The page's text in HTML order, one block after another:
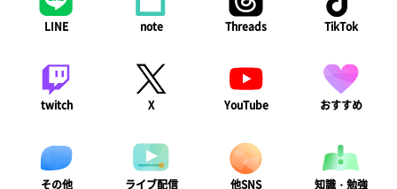
LINE note Threads TikTok
twitch X YouTube おすすめ
その他 ライブ配信 他SNS 知識・勉強